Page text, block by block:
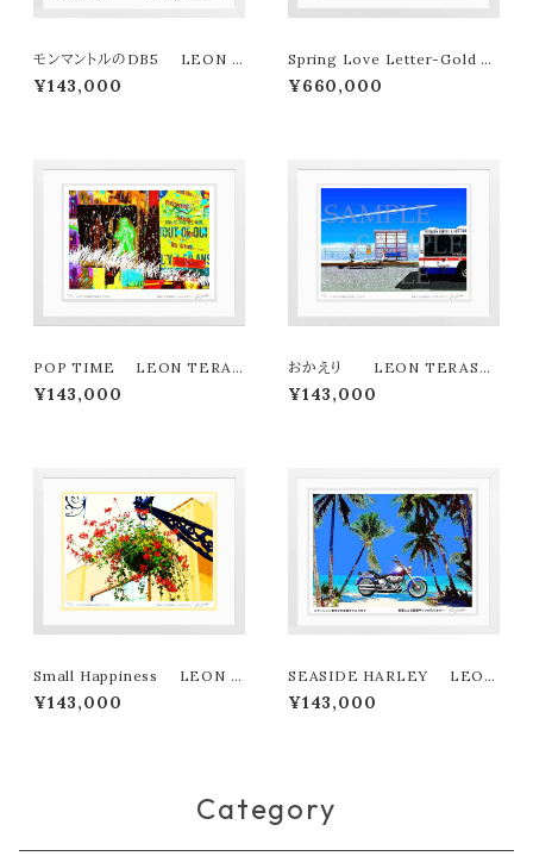
モンマントルのDB5 LEON T
ERASHIMA版画作品180作限
定
¥143,000
Spring Love Letter-Gold ed
ition LEON TERASHIMA
版画作品77作限定（オンライン限
¥660,000
POP TIME LEON TERAS
HIMA版画作品180作限定
¥143,000
おかえり LEON TERASHI
MA版画作品180作限定
¥143,000
Small Happiness LEON T
ERASHIMA版画作品180作限
定
¥143,000
SEASIDE HARLEY LEON
TERASHIMA版画作品180作
限定
¥143,000
Category